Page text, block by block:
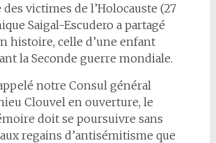
victimes de l’Holocauste (27
Saigal-Escudero a partagé
histoire, celle d’une enfant
la Seconde guerre mondiale.
notre Consul général
Clouvel en ouverture, le
doit se poursuivre sans
regains d’antisémitisme que